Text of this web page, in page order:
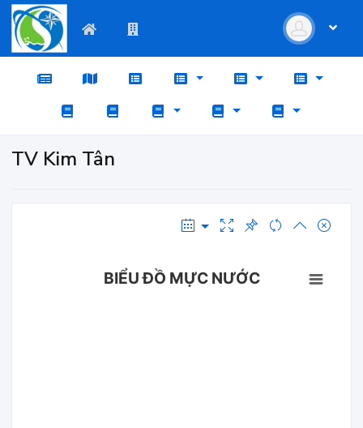
TV Kim Tân
BIỂU ĐỒ MỰC NƯỚC